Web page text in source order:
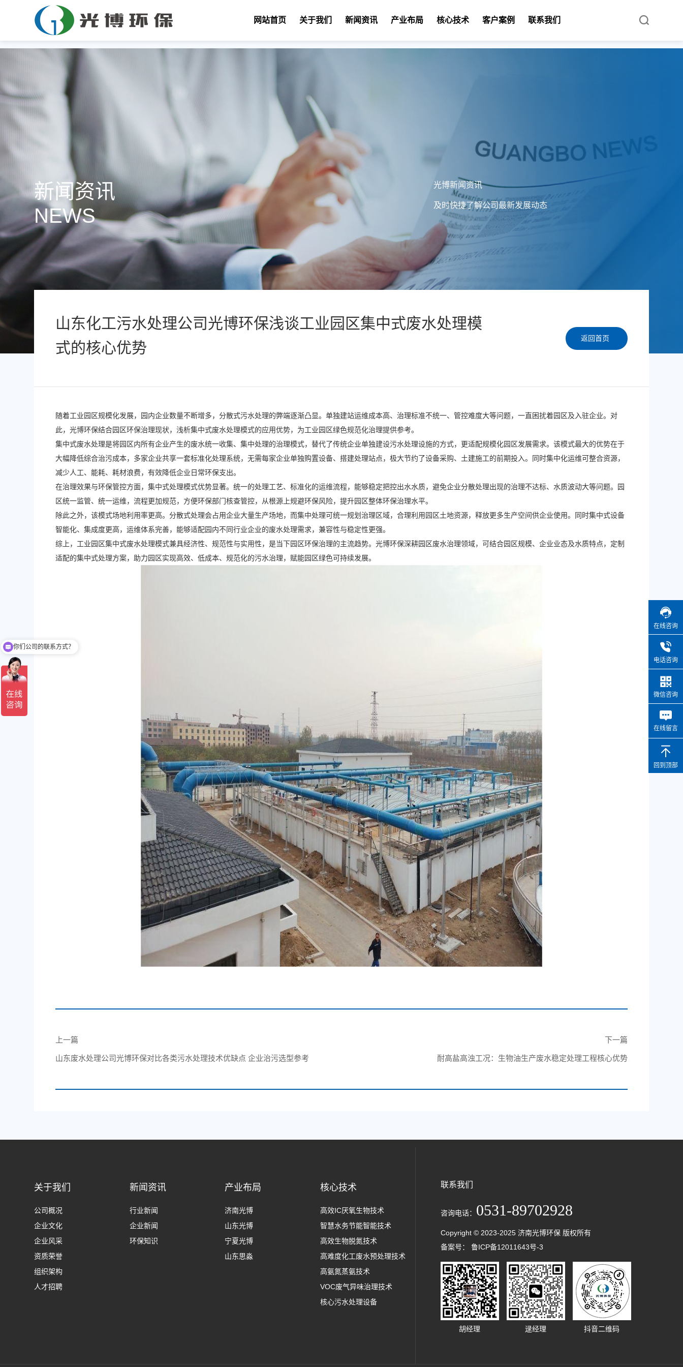
网站首页 关于我们 新闻资讯 产业布局 核心技术 客户案例 联系我们
新闻资讯
NEWS
光博新闻资讯
及时快捷了解公司最新发展动态
山东化工污水处理公司光博环保浅谈工业园区集中式废水处理模
式的核心优势
返回首页
随着工业园区规模化发展，园内企业数量不断增多，分散式污水处理的弊端逐渐凸显。单独建站运维成本高、治理标准不统一、管控难度大等问题，一直困扰着园区及入驻企业。对
此，光博环保结合园区环保治理现状，浅析集中式废水处理模式的应用优势，为工业园区绿色规范化治理提供参考。
集中式废水处理是将园区内所有企业产生的废水统一收集、集中处理的治理模式，替代了传统企业单独建设污水处理设施的方式，更适配规模化园区发展需求。该模式最大的优势在于
大幅降低综合治污成本，多家企业共享一套标准化处理系统，无需每家企业单独购置设备、搭建处理站点，极大节约了设备采购、土建施工的前期投入。同时集中化运维可整合资源，
减少人工、能耗、耗材浪费，有效降低企业日常环保支出。
在治理效果与环保管控方面，集中式处理模式优势显著。统一的处理工艺、标准化的运维流程，能够稳定把控出水水质，避免企业分散处理出现的治理不达标、水质波动大等问题。园
区统一监管、统一运维，流程更加规范，方便环保部门核查管控，从根源上规避环保风险，提升园区整体环保治理水平。
除此之外，该模式场地利用率更高。分散式处理会占用企业大量生产场地，而集中处理可统一规划治理区域，合理利用园区土地资源，释放更多生产空间供企业使用。同时集中式设备
智能化、集成度更高，运维体系完善，能够适配园内不同行业企业的废水处理需求，兼容性与稳定性更强。
综上，工业园区集中式废水处理模式兼具经济性、规范性与实用性，是当下园区环保治理的主流趋势。光博环保深耕园区废水治理领域，可结合园区规模、企业业态及水质特点，定制
适配的集中式处理方案，助力园区实现高效、低成本、规范化的污水治理，赋能园区绿色可持续发展。
上一篇
山东废水处理公司光博环保对比各类污水处理技术优缺点 企业治污选型参考
下一篇
耐高盐高浊工况：生物油生产废水稳定处理工程核心优势
关于我们
公司概况
企业文化
企业风采
资质荣誉
组织架构
人才招聘
新闻资讯
行业新闻
企业新闻
环保知识
产业布局
济南光博
山东光博
宁夏光博
山东思淼
核心技术
高效IC厌氧生物技术
智慧水务节能智能技术
高效生物脱氮技术
高难度化工废水预处理技术
高氨氮蒸氨技术
VOC废气异味治理技术
核心污水处理设备
联系我们
咨询电话： 0531-89702928
Copyright © 2023-2025 济南光博环保 版权所有
备案号： 鲁ICP备12011643号-3
胡经理 逯经理 抖音二维码
在线咨询
电话咨询
微信咨询
在线留言
回到顶部
现在有优惠活动吗？